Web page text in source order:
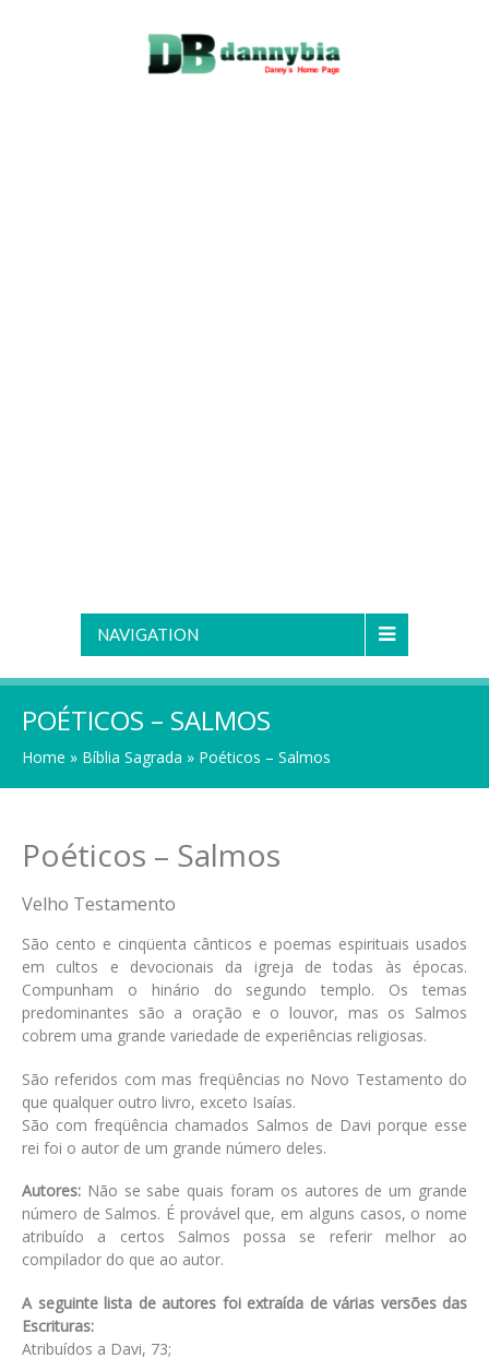
NAVIGATION
POÉTICOS – SALMOS
Home » Bíblia Sagrada » Poéticos – Salmos
Poéticos – Salmos
Velho Testamento
São cento e cinqüenta cânticos e poemas espirituais usados
em cultos e devocionais da igreja de todas às épocas.
Compunham o hinário do segundo templo. Os temas
predominantes são a oração e o louvor, mas os Salmos
cobrem uma grande variedade de experiências religiosas.
São referidos com mas freqüências no Novo Testamento do
que qualquer outro livro, exceto Isaías.
São com freqüência chamados Salmos de Davi porque esse
rei foi o autor de um grande número deles.
Autores: Não se sabe quais foram os autores de um grande
número de Salmos. É provável que, em alguns casos, o nome
atribuído a certos Salmos possa se referir melhor ao
compilador do que ao autor.
A seguinte lista de autores foi extraída de várias versões das
Escrituras:
Atribuídos a Davi, 73;